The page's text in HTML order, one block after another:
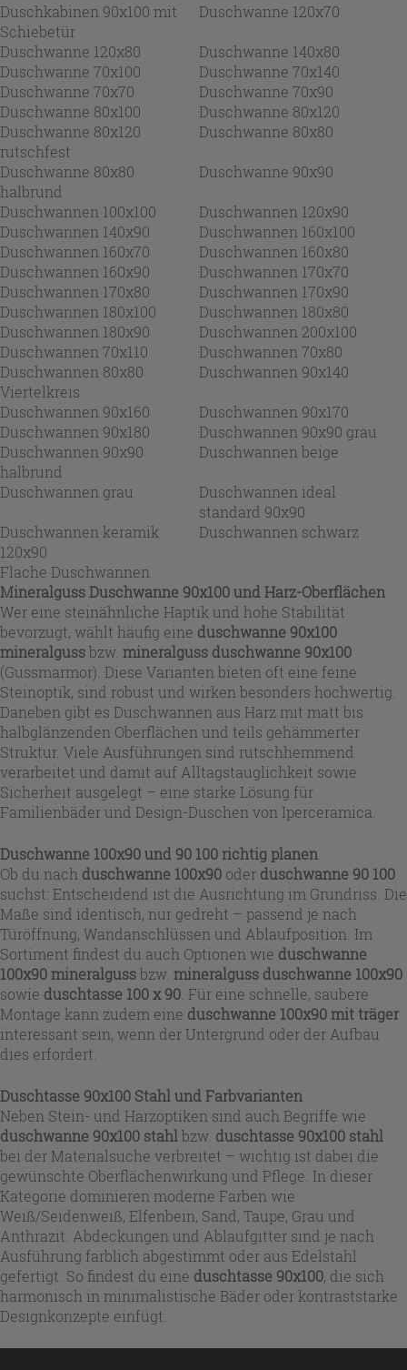
Duschkabinen 90x100 mit
Schiebetür
Duschwanne 120x70
Duschwanne 120x80
Duschwanne 140x80
Duschwanne 70x100
Duschwanne 70x140
Duschwanne 70x70
Duschwanne 70x90
Duschwanne 80x100
Duschwanne 80x120
Duschwanne 80x120
rutschfest
Duschwanne 80x80
Duschwanne 80x80
halbrund
Duschwanne 90x90
Duschwannen 100x100
Duschwannen 120x90
Duschwannen 140x90
Duschwannen 160x100
Duschwannen 160x70
Duschwannen 160x80
Duschwannen 160x90
Duschwannen 170x70
Duschwannen 170x80
Duschwannen 170x90
Duschwannen 180x100
Duschwannen 180x80
Duschwannen 180x90
Duschwannen 200x100
Duschwannen 70x110
Duschwannen 70x80
Duschwannen 80x80
Viertelkreis
Duschwannen 90x140
Duschwannen 90x160
Duschwannen 90x170
Duschwannen 90x180
Duschwannen 90x90 grau
Duschwannen 90x90
halbrund
Duschwannen beige
Duschwannen grau
Duschwannen ideal
standard 90x90
Duschwannen keramik
120x90
Duschwannen schwarz
Flache Duschwannen
Mineralguss Duschwanne 90x100 und Harz-Oberflächen
Wer eine steinähnliche Haptik und hohe Stabilität
bevorzugt, wählt häufig eine duschwanne 90x100
mineralgussbzw. mineralguss duschwanne 90x100
(Gussmarmor). Diese Varianten bieten oft eine feine
Steinoptik, sind robust und wirken besonders hochwertig.
Daneben gibt es Duschwannen aus Harz mit matt bis
halbglänzenden Oberflächen und teils gehämmerter
Struktur. Viele Ausführungen sind rutschhemmend
verarbeitet und damit auf Alltagstauglichkeit sowie
Sicherheit ausgelegt – eine starke Lösung für
Familienbäder und Design-Duschen von Iperceramica.
Duschwanne 100x90 und 90 100 richtig planen
Ob du nach duschwanne 100x90 oder duschwanne 90 100
suchst: Entscheidend ist die Ausrichtung im Grundriss. Die
Maße sind identisch, nur gedreht – passend je nach
Türöffnung, Wandanschlüssen und Ablaufposition. Im
Sortiment findest du auch Optionen wie duschwanne
100x90 mineralgussbzw. mineralguss duschwanne 100x90
sowie duschtasse 100 x 90 . Für eine schnelle, saubere
Montage kann zudem eine duschwanne 100x90 mit träger
interessant sein, wenn der Untergrund oder der Aufbau
dies erfordert.
Duschtasse 90x100 Stahl und Farbvarianten
Neben Stein- und Harzoptiken sind auch Begriffe wie
duschwanne 90x100 stahl bzw. duschtasse 90x100 stahl
bei der Materialsuche verbreitet – wichtig ist dabei die
gewünschte Oberflächenwirkung und Pflege. In dieser
Kategorie dominieren moderne Farben wie
Weiß/Seidenweiß, Elfenbein, Sand, Taupe, Grau und
Anthrazit. Abdeckungen und Ablaufgitter sind je nach
Ausführung farblich abgestimmt oder aus Edelstahl
gefertigt. So findest du eine duschtasse 90x100, die sich
harmonisch in minimalistische Bäder oder kontraststarke
Designkonzepte einfügt.